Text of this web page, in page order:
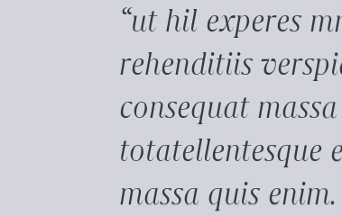
“ut hil experes
rehenditiis
consequat
totatellentesque
massa quis